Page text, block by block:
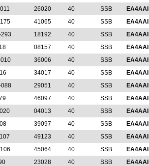
26020 40 SSB EA4AAI
41065 40 SSB EA4AAI
18192 40 SSB EA4AAI
08157 40 SSB EA4AAI
36006 40 SSB EA4AAI
34017 40 SSB EA4AAI
088 29051 40 SSB EA4AAI
46097 40 SSB EA4AAI
04013 40 SSB EA4AAI
39097 40 SSB EA4AAI
49123 40 SSB EA4AAI
45064 40 SSB EA4AAI
23028 40 SSB EA4AAI